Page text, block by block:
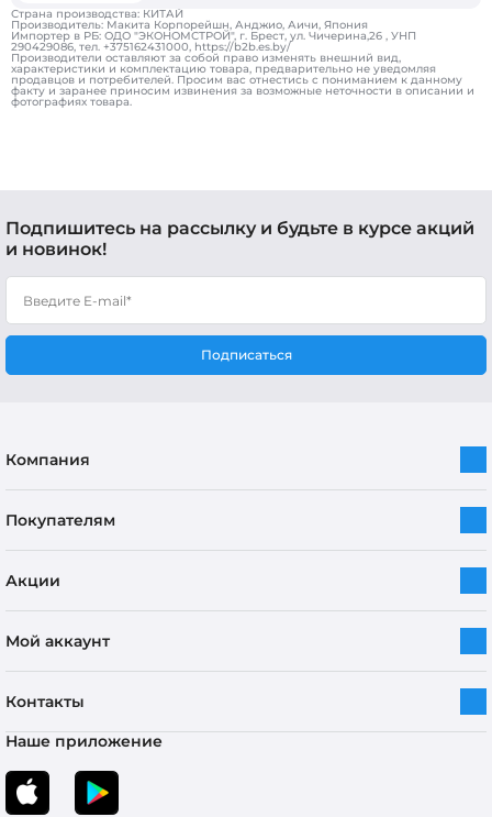
Страна производства: КИТАЙ
Производитель: Макита Корпорейшн, Анджио, Аичи, Япония
Импортер в РБ: ОДО "ЭКОНОМСТРОЙ", г. Брест, ул. Чичерина,26 , УНП
290429086, тел. +375162431000, https://b2b.es.by/
Производители оставляют за собой право изменять внешний вид,
характеристики и комплектацию товара, предварительно не уведомляя
продавцов и потребителей. Просим вас отнестись с пониманием к данному
факту и заранее приносим извинения за возможные неточности в описании и
фотографиях товара.
Подпишитесь на рассылку и будьте в курсе акций
и новинок!
Подписаться
Компания
Покупателям
Акции
Мой аккаунт
Контакты
Наше приложение